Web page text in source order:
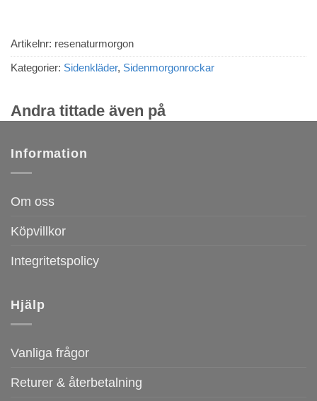
Artikelnr: resenaturmorgon
Kategorier: Sidenkläder, Sidenmorgonrockar
Andra tittade även på
Information
Om oss
Köpvillkor
Integritetspolicy
Hjälp
Vanliga frågor
Returer & återbetalning